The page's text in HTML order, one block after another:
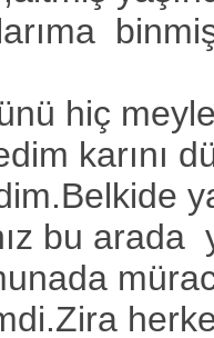
hiç
karını
bu arada